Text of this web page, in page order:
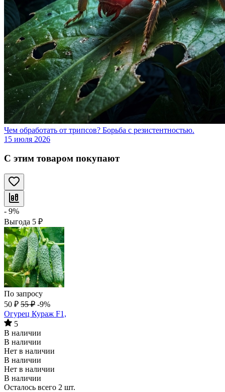
Чем обработать от трипсов? Борьба с резистентностью.
15 июля 2026
С этим товаром покупают
- 9%
Выгода 5 ₽
По запросу
50 ₽ 55 ₽ -9%
Огурец Кураж F1,
5
В наличии
В наличии
Нет в наличии
В наличии
Нет в наличии
В наличии
Осталось всего 2 шт.